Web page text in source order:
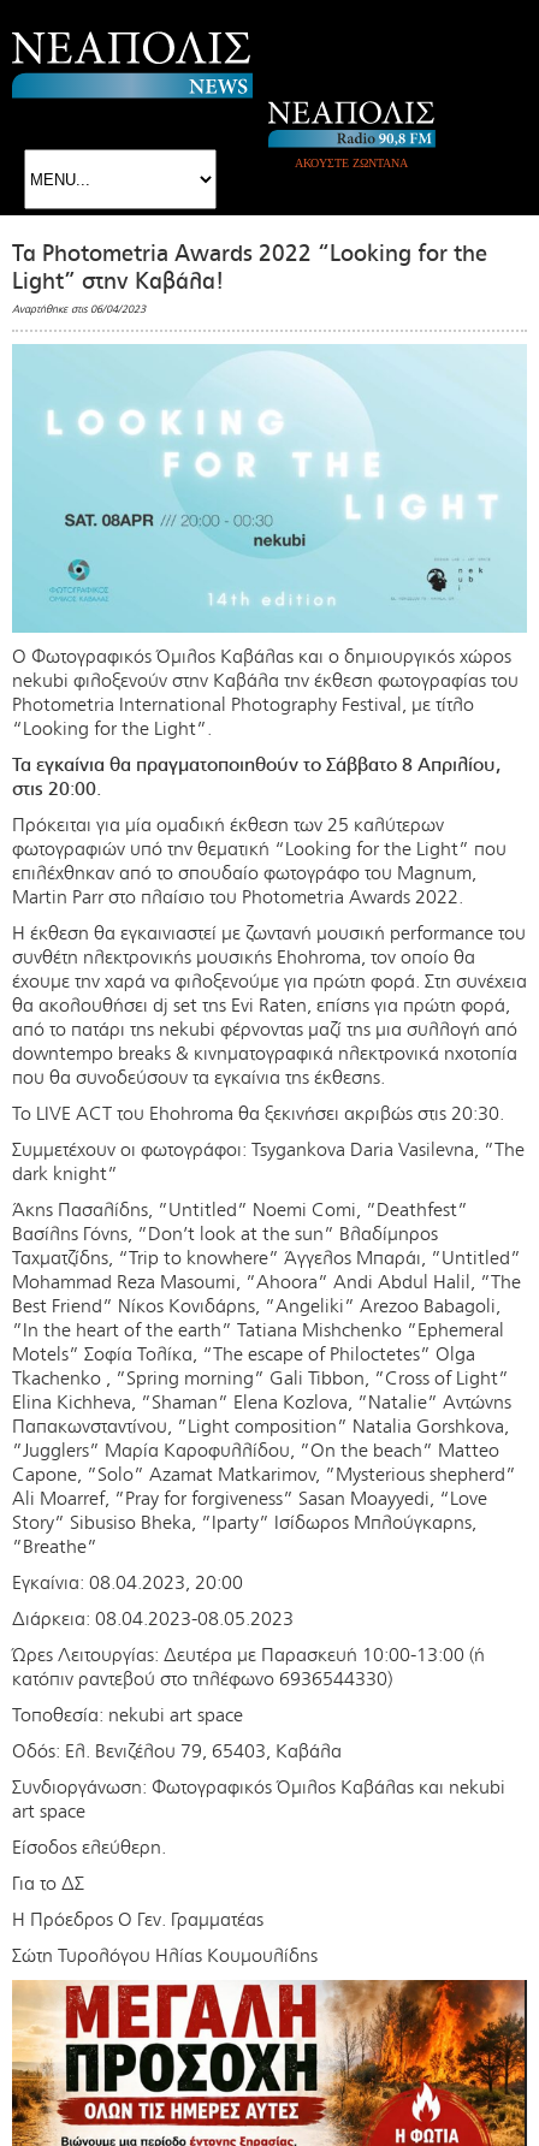
ΑΚΟΥΣΤΕ ΖΩΝΤΑΝΑ
Τα Photometria Awards 2022 “Looking for the
Light” στην Καβάλα!
Αναρτήθηκε στις 06/04/2023
Ο Φωτογραφικός Όμιλος Καβάλας και ο δημιουργικός χώρος
nekubi φιλοξενούν στην Καβάλα την έκθεση φωτογραφίας του
Photometria International Photography Festival, με τίτλο
“Looking for the Light”.
Τα εγκαίνια θα πραγματοποιηθούν το Σάββατο 8 Απριλίου,
στις 20:00.
Πρόκειται για μία ομαδική έκθεση των 25 καλύτερων
φωτογραφιών υπό την θεματική “Looking for the Light” που
επιλέχθηκαν από το σπουδαίο φωτογράφο του Magnum,
Martin Parr στο πλαίσιο του Photometria Awards 2022.
Η έκθεση θα εγκαινιαστεί με ζωντανή μουσική performance του
συνθέτη ηλεκτρονικής μουσικής Ehohroma, τον οποίο θα
έχουμε την χαρά να φιλοξενούμε για πρώτη φορά. Στη συνέχεια
θα ακολουθήσει dj set της Evi Raten, επίσης για πρώτη φορά,
από το πατάρι της nekubi φέρνοντας μαζί της μια συλλογή από
downtempo breaks & κινηματογραφικά ηλεκτρονικά ηχοτοπία
που θα συνοδεύσουν τα εγκαίνια της έκθεσης.
Το LIVE ACT του Ehohroma θα ξεκινήσει ακριβώς στις 20:30.
Συμμετέχουν οι φωτογράφοι: Tsygankova Daria Vasilevna, ”The
dark knight”
Άκης Πασαλίδης, ”Untitled” Noemi Comi, ”Deathfest”
Βασίλης Γόνης, ”Don’t look at the sun” Βλαδίμηρος
Ταχματζίδης, “Trip to knowhere” Άγγελος Μπαράι, ”Untitled”
Mohammad Reza Masoumi, ”Ahoora” Andi Abdul Halil, ”The
Best Friend” Νίκος Κονιδάρης, ”Angeliki” Arezoo Babagoli,
”In the heart of the earth” Tatiana Mishchenko ”Ephemeral
Motels” Σοφία Τολίκα, “The escape of Philoctetes” Olga
Tkachenko , ”Spring morning” Gali Tibbon, ”Cross of Light”
Elina Kichheva, ”Shaman” Elena Kozlova, ”Natalie” Αντώνης
Παπακωνσταντίνου, ”Light composition” Natalia Gorshkova,
”Jugglers” Μαρία Καροφυλλίδου, ”On the beach” Matteo
Capone, ”Solo” Azamat Matkarimov, ”Mysterious shepherd”
Ali Moarref, ”Pray for forgiveness” Sasan Moayyedi, “Love
Story” Sibusiso Bheka, ”Iparty” Ισίδωρος Μπλούγκαρης,
”Breathe”
Εγκαίνια: 08.04.2023, 20:00
Διάρκεια: 08.04.2023-08.05.2023
Ώρες Λειτουργίας: Δευτέρα με Παρασκευή 10:00-13:00 (ή
κατόπιν ραντεβού στο τηλέφωνο 6936544330)
Τοποθεσία: nekubi art space
Οδός: Ελ. Βενιζέλου 79, 65403, Καβάλα
Συνδιοργάνωση: Φωτογραφικός Όμιλος Καβάλας και nekubi
art space
Είσοδος ελεύθερη.
Για το ΔΣ
Η Πρόεδρος Ο Γεν. Γραμματέας
Σώτη Τυρολόγου Ηλίας Κουμουλίδης